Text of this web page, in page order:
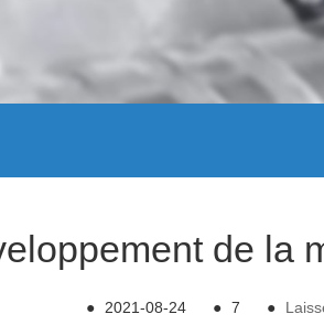
de la
● 2021-08-24 ● 7 ●